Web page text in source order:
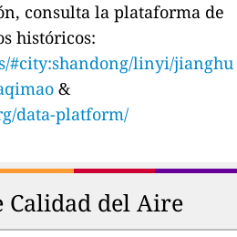
consulta la plataforma de
históricos:
#city:shandong/linyi/jianghu
&
data-platform/
Calidad del Aire